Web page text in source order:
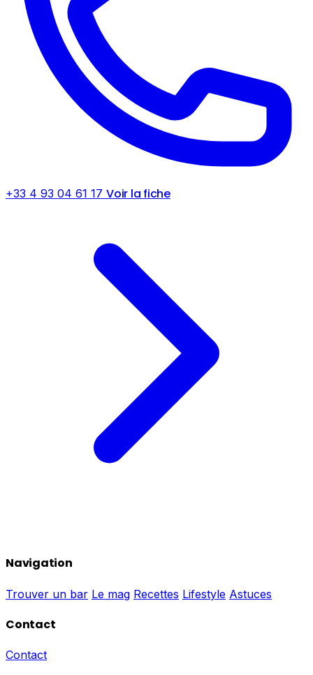
+33 4 93 04 61 17 Voir la fiche
Navigation
Trouver un bar Le mag Recettes Lifestyle Astuces
Contact
Contact